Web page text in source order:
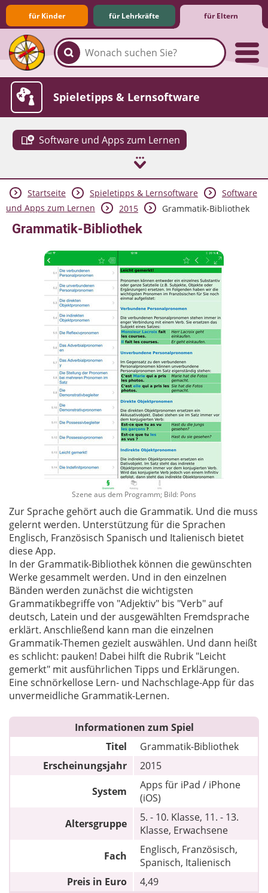
für Kinder für Lehrkräfte für Eltern
Familie & Medien
Spieletipps & Lernsoftware
Software und Apps zum Lernen
Die Jüngsten im Netz
Lexikon
Aktuelles
Startseite Spieletipps & Lernsoftware
Software
und Apps zum Lernen
2015 Grammatik-Bibliothek
Grammatik-Bibliothek
Szene aus dem Programm; Bild: Pons
Zur Sprache gehört auch die Grammatik. Und die muss
gelernt werden. Unterstützung für die Sprachen
Englisch, Französisch Spanisch und Italienisch bietet
diese App.
In der Grammatik-Bibliothek können die gewünschten
Werke gesammelt werden. Und in den einzelnen
Bänden werden zunächst die wichtigsten
Grammatikbegriffe von "Adjektiv" bis "Verb" auf
deutsch, Latein und der ausgewählten Fremdsprache
erklärt. Anschließend kann man die einzelnen
Grammatik-Themen gezielt auswählen. Und dann heißt
es schlicht: pauken! Dabei hilft die Rubrik "Leicht
gemerkt" mit ausführlichen Tipps und Erklärungen.
Eine schnörkellose Lern- und Nachschlage-App für das
unvermeidliche Grammatik-Lernen.
Informationen zum Spiel
Titel
Grammatik-Bibliothek
Erscheinungsjahr
2015
System
Apps für iPad / iPhone
(iOS)
Altersgruppe
5. - 10. Klasse, 11. - 13.
Klasse, Erwachsene
Fach
Englisch, Französisch,
Spanisch, Italienisch
Preis in Euro
4,49